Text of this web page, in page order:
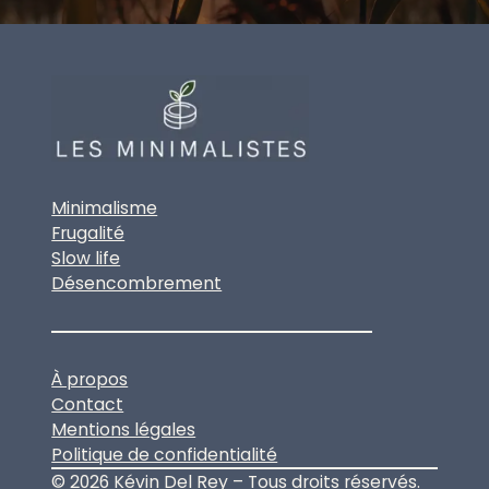
Minimalisme
Frugalité
Slow life
Désencombrement
À propos
Contact
Mentions légales
Politique de confidentialité
© 2026 Kévin Del Rey – Tous droits réservés.